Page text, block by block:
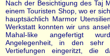
Nach der Besichtigung des Taj
einem Touristen Shop, wo er
hauptsächlich Marmor
Werkstatt konnten wir uns
Mahal-like angefertigt
Angelegenheit, in den sehr
Vertiefungen eingeritzt, die